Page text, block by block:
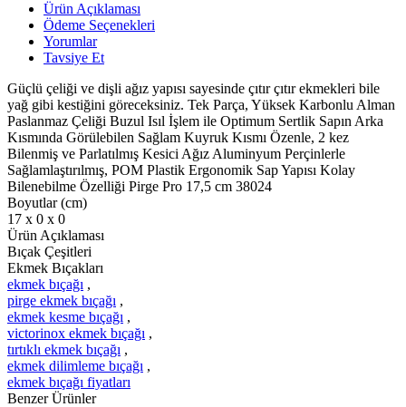
Ürün Açıklaması
Ödeme Seçenekleri
Yorumlar
Tavsiye Et
Güçlü çeliği ve dişli ağız yapısı sayesinde çıtır çıtır ekmekleri bile
yağ gibi kestiğini göreceksiniz. Tek Parça, Yüksek Karbonlu Alman
Paslanmaz Çeliği Buzul Isıl İşlem ile Optimum Sertlik Sapın Arka
Kısmında Görülebilen Sağlam Kuyruk Kısmı Özenle, 2 kez
Bilenmiş ve Parlatılmış Kesici Ağız Aluminyum Perçinlerle
Sağlamlaştırılmış, POM Plastik Ergonomik Sap Yapısı Kolay
Bilenebilme Özelliği Pirge Pro 17,5 cm 38024
Boyutlar (cm)
17 x 0 x 0
Ürün Açıklaması
Bıçak Çeşitleri
Ekmek Bıçakları
ekmek bıçağı ,
pirge ekmek bıçağı ,
ekmek kesme bıçağı ,
victorinox ekmek bıçağı ,
tırtıklı ekmek bıçağı ,
ekmek dilimleme bıçağı ,
ekmek bıçağı fiyatları
Benzer Ürünler